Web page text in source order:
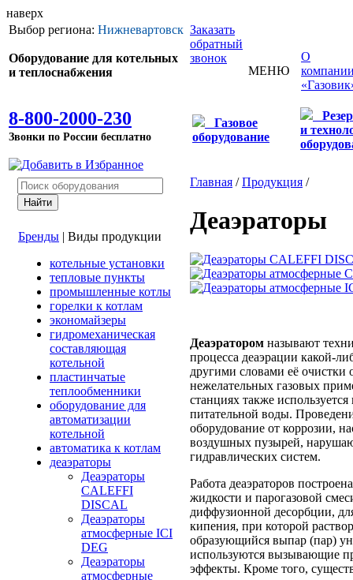
наверх
Выбор региона: Нижневартовск
Оборудование для котельных
и теплоснабжения
8-800-2000-230
Звонки по России бесплатно
Заказать
обратный
звонок
МЕНЮ
О
Газовое
оборудование
и
Бренды | Виды продукции
котельные установки
тепловые пункты
промышленные котлы
горелки к котлам
экономайзеры
гидромеханическая
составляющая
котельной
пластинчатые
теплообменники
оборудование для
автоматизации
котельной
автоматика к котлам
деаэраторы
Деаэраторы
CALEFFI
DISCAL
Деаэраторы
атмосферные ICI
DEG
Деаэраторы
атмосферные
Главная /Продукция /
Деаэраторы
Деаэратором называют
процесса деаэрации какой-
другими словами её
нежелательных газовых
станциях также
питательной воды.
оборудование от коррозии,
воздушных пузырей,
гидравлических систем.
Работа деаэраторов
жидкости и парогазовой
диффузионной десорбции,
кипения, при которой
образующийся выпар (пар)
используются вызывающие
эффекты. Кроме того,